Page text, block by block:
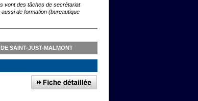
vont des tâches de secrétariat
de formation (bureautique
SAINT-JUST-MALMONT